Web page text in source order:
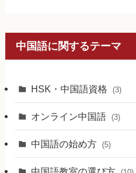
中国語に関するテーマ
HSK・中国語資格 (3)
オンライン中国語 (3)
中国語の始め方 (5)